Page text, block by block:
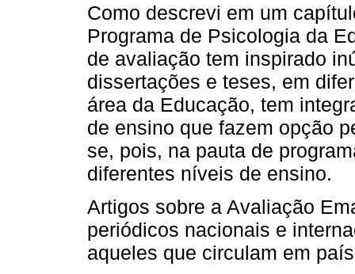
Como descrevi em um
Programa de Psicologia da
de avaliação tem inspirado
dissertações e teses, em
área da Educação, tem
de ensino que fazem opção
se, pois, na pauta de
diferentes níveis de ensino.
Artigos sobre a Avaliação
periódicos nacionais e
aqueles que circulam em